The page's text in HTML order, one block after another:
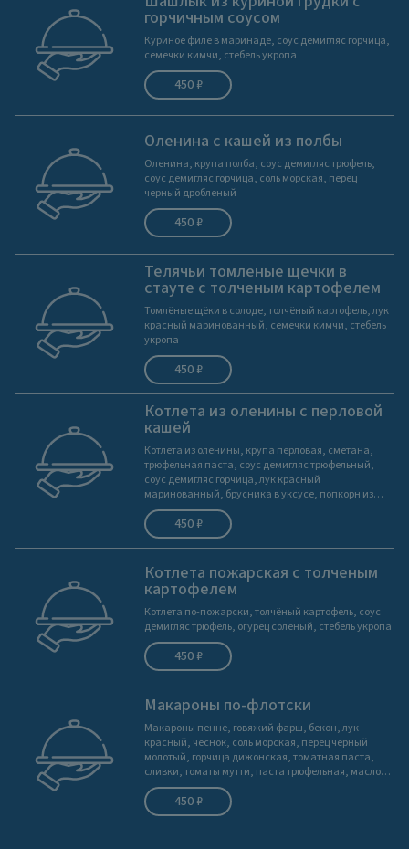
горчичным соусом
Куриное филе в маринаде, соус демигляс горчица,
семечки кимчи, стебель укропа
450 ₽
Оленина с кашей из полбы
Оленина, крупа полба, соус демигляс трюфель,
соус демигляс горчица, соль морская, перец
черный дробленый
450 ₽
Телячьи томленые щечки в
стауте с толченым картофелем
Томлёные щёки в солоде, толчёный картофель, лук
красный маринованный, семечки кимчи, стебель
укропа
450 ₽
Котлета из оленины с перловой
кашей
Котлета из оленины, крупа перловая, сметана,
трюфельная паста, соус демигляс трюфельный,
соус демигляс горчица, лук красный
маринованный, брусника в уксусе, попкорн из
гречки, стебель укропа
450 ₽
Котлета пожарская с толченым
картофелем
Котлета по-пожарски, толчёный картофель, соус
демигляс трюфель, огурец соленый, стебель укропа
450 ₽
Макароны по-флотски
Макароны пенне, говяжий фарш, бекон, лук
красный, чеснок, соль морская, перец черный
молотый, горчица дижонская, томатная паста,
сливки, томаты мутти, паста трюфельная, масло
сливочное, петрушка, стебель укропа
450 ₽